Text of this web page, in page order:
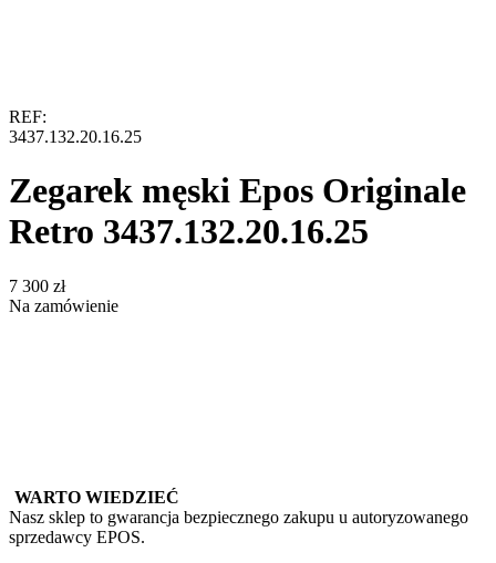
REF:
3437.132.20.16.25
Zegarek męski Epos Originale
Retro 3437.132.20.16.25
‍7 300‍ zł
Na zamówienie
WARTO WIEDZIEĆ
Nasz sklep to gwarancja bezpiecznego zakupu u autoryzowanego
sprzedawcy EPOS.